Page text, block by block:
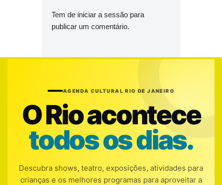
Tem de iniciar a sessão para
publicar um comentário.
AGENDA CULTURAL RIO DE JANEIRO
O Rio acontece
todos os dias.
Descubra shows, teatro, exposições, atividades para
crianças e os melhores programas para aproveitar a